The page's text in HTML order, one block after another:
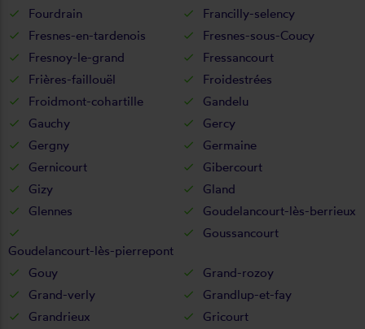
Fourdrain
Francilly-selency
Fresnes-en-tardenois
Fresnes-sous-Coucy
Fresnoy-le-grand
Fressancourt
Frières-faillouël
Froidestrées
Froidmont-cohartille
Gandelu
Gauchy
Gercy
Gergny
Germaine
Gernicourt
Gibercourt
Gizy
Gland
Glennes
Goudelancourt-lès-berrieux
Goudelancourt-lès-pierrepont
Goussancourt
Gouy
Grand-rozoy
Grand-verly
Grandlup-et-fay
Grandrieux
Gricourt